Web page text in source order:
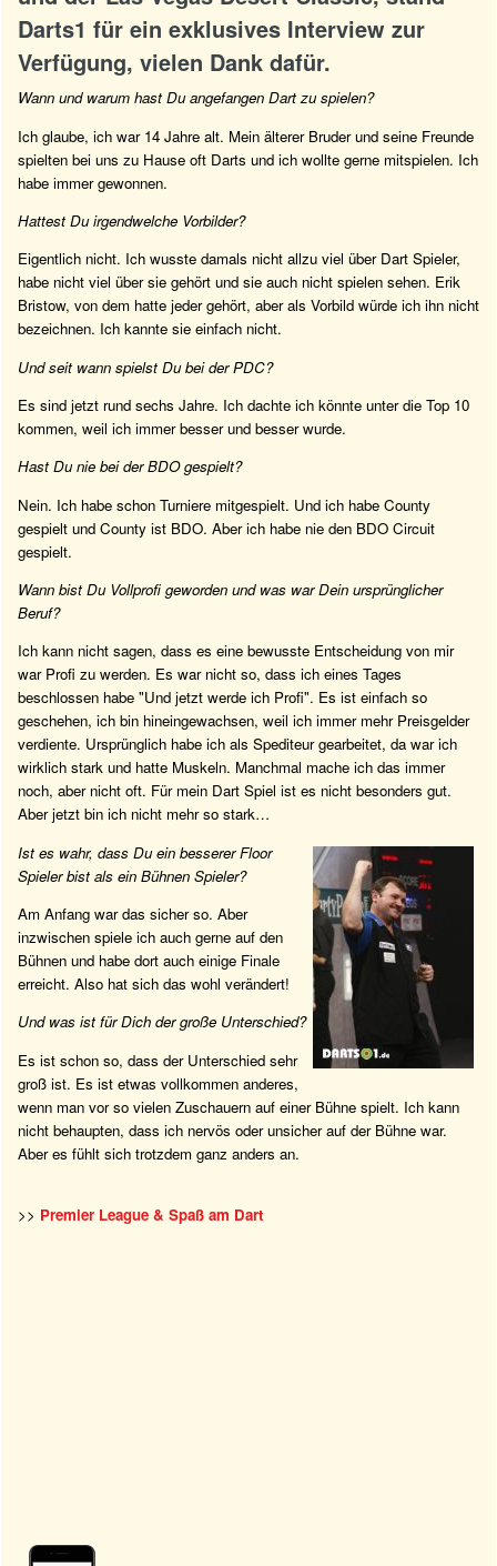
Darts1 für ein exklusives Interview zur
Verfügung, vielen Dank dafür.
Wann und warum hast Du angefangen Dart zu spielen?
Ich glaube, ich war 14 Jahre alt. Mein älterer Bruder und seine Freunde
spielten bei uns zu Hause oft Darts und ich wollte gerne mitspielen. Ich
habe immer gewonnen.
Hattest Du irgendwelche Vorbilder?
Eigentlich nicht. Ich wusste damals nicht allzu viel über Dart Spieler,
habe nicht viel über sie gehört und sie auch nicht spielen sehen. Erik
Bristow, von dem hatte jeder gehört, aber als Vorbild würde ich ihn nicht
bezeichnen. Ich kannte sie einfach nicht.
Und seit wann spielst Du bei der PDC?
Es sind jetzt rund sechs Jahre. Ich dachte ich könnte unter die Top 10
kommen, weil ich immer besser und besser wurde.
Hast Du nie bei der BDO gespielt?
Nein. Ich habe schon Turniere mitgespielt. Und ich habe County
gespielt und County ist BDO. Aber ich habe nie den BDO Circuit
gespielt.
Wann bist Du Vollprofi geworden und was war Dein ursprünglicher
Beruf?
Ich kann nicht sagen, dass es eine bewusste Entscheidung von mir
war Profi zu werden. Es war nicht so, dass ich eines Tages
beschlossen habe "Und jetzt werde ich Profi". Es ist einfach so
geschehen, ich bin hineingewachsen, weil ich immer mehr Preisgelder
verdiente. Ursprünglich habe ich als Spediteur gearbeitet, da war ich
wirklich stark und hatte Muskeln. Manchmal mache ich das immer
noch, aber nicht oft. Für mein Dart Spiel ist es nicht besonders gut.
Aber jetzt bin ich nicht mehr so stark…
Ist es wahr, dass Du ein besserer Floor
Spieler bist als ein Bühnen Spieler?
Am Anfang war das sicher so. Aber
inzwischen spiele ich auch gerne auf den
Bühnen und habe dort auch einige Finale
erreicht. Also hat sich das wohl verändert!
Und was ist für Dich der große Unterschied?
Es ist schon so, dass der Unterschied sehr
groß ist. Es ist etwas vollkommen anderes,
wenn man vor so vielen Zuschauern auf einer Bühne spielt. Ich kann
nicht behaupten, dass ich nervös oder unsicher auf der Bühne war.
Aber es fühlt sich trotzdem ganz anders an.
>> Premier League & Spaß am Dart